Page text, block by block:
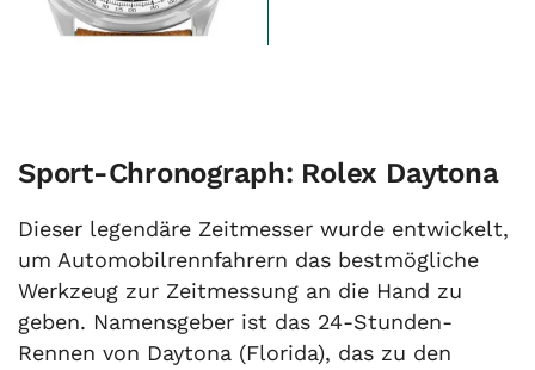
Sport-Chronograph: Rolex Daytona
Dieser legendäre Zeitmesser wurde entwickelt,
um Automobil­rennfahrern das bestmögliche
Werkzeug zur Zeitmessung an die Hand zu
geben. Namensgeber ist das 24-Stunden-
Rennen von Daytona (Florida), das zu den